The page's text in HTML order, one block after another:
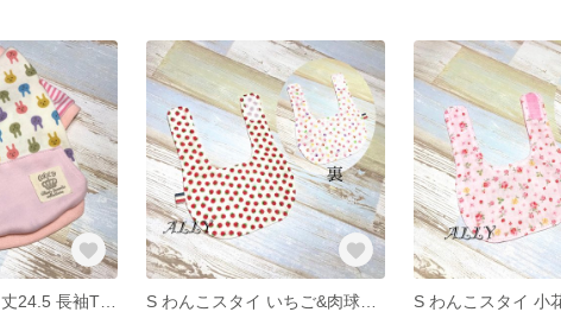
S わんこスタイ いちご&肉球柄 リバーシブル